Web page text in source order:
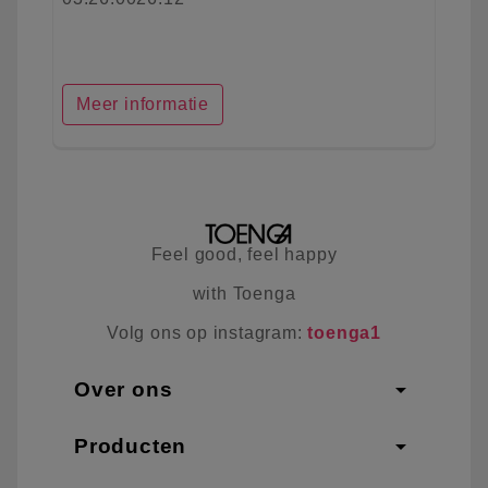
Meer informatie
Feel good, feel happy
with Toenga
Volg ons op instagram:toenga1
Over ons arrow_drop_down
Producten arrow_drop_down